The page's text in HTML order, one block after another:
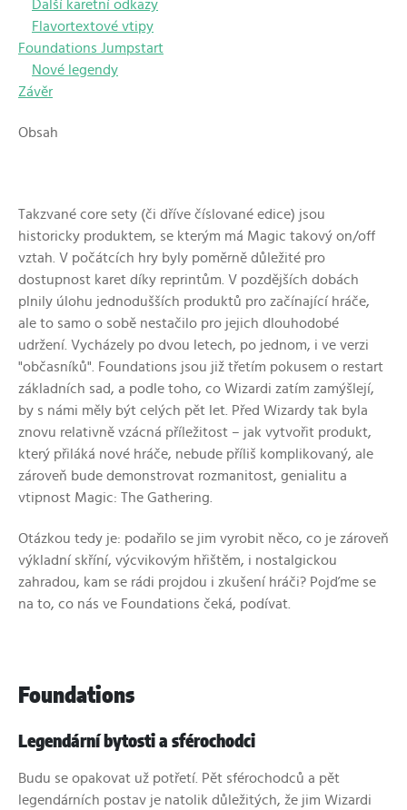
Další karetní odkazy
Flavortextové vtipy
Foundations Jumpstart
Nové legendy
Závěr
Obsah
Takzvané core sety (či dříve číslované edice) jsou
historicky produktem, se kterým má Magic takový on/off
vztah. V počátcích hry byly poměrně důležité pro
dostupnost karet díky reprintům. V pozdějších dobách
plnily úlohu jednodušších produktů pro začínající hráče,
ale to samo o sobě nestačilo pro jejich dlouhodobé
udržení. Vycházely po dvou letech, po jednom, i ve verzi
"občasníků". Foundations jsou již třetím pokusem o restart
základních sad, a podle toho, co Wizardi zatím zamýšlejí,
by s námi měly být celých pět let. Před Wizardy tak byla
znovu relativně vzácná příležitost – jak vytvořit produkt,
který přiláká nové hráče, nebude příliš komplikovaný, ale
zároveň bude demonstrovat rozmanitost, genialitu a
vtipnost Magic: The Gathering.
Otázkou tedy je: podařilo se jim vyrobit něco, co je zároveň
výkladní skříní, výcvikovým hřištěm, i nostalgickou
zahradou, kam se rádi projdou i zkušení hráči? Pojďme se
na to, co nás ve Foundations čeká, podívat.
Foundations
Legendární bytosti a sférochodci
Budu se opakovat už potřetí. Pět sférochodců a pět
legendárních postav je natolik důležitých, že jim Wizardi